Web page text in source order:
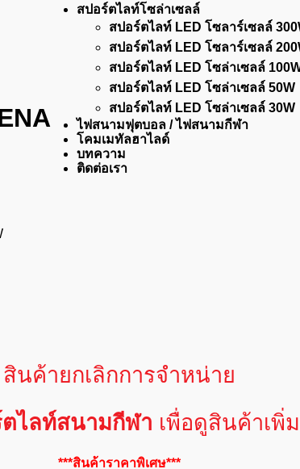
สปอร์ตไลท์โซล่าเซลล์
สปอร์ตไลท์ LED โซลาร์เซลล์
สปอร์ตไลท์ LED โซลาร์เซลล์
สปอร์ตไลท์ LED โซล่าเซลล์
สปอร์ตไลท์ LED โซล่าเซลล์ 50W
สปอร์ตไลท์ LED โซล่าเซลล์ 30W
ไฟสนามฟุตบอล / ไฟสนามกีฬา
โคมเมทัลฮาไลด์
บทความ
ติดต่อเรา
สินค้ายกเลิกการจำหน่าย
ไลท์สนามกีฬา เพื่อดูสินค้าเพิ่
***สินค้าราคาพิเศษ***